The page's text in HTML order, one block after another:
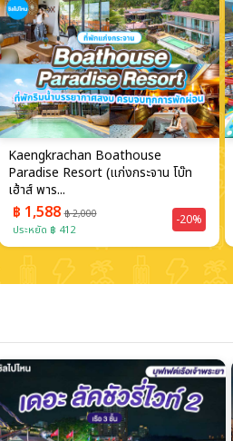
Kaengkrachan Boathouse
Paradise Resort (แก่งกระจาน โบ๊ท
เฮ้าส์ พาร...
฿ 1,588฿ 2,000
ประหยัด ฿ 412
-20%